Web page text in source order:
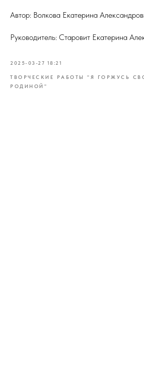
Автор: Волкова Екатерина
Руководитель: Старовит Екатерина
2025-03-27 18:21
ТВОРЧЕСКИЕ РАБОТЫ "Я ГОРЖУСЬ
РОДИНОЙ"